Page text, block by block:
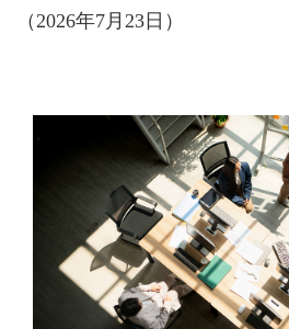
（2026年7月23日）